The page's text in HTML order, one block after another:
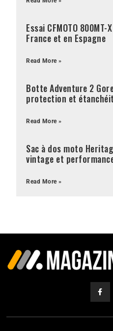
Essai CFMOTO
France et en Espagne
Read More »
Botte Adventure 2
protection et
Read More »
Sac à dos moto
vintage et
Read More »